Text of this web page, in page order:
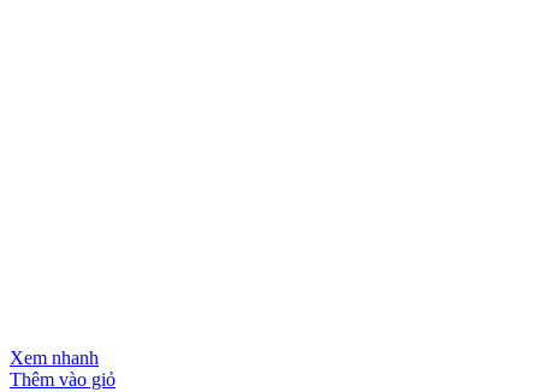
Xem nhanh
Thêm vào giỏ